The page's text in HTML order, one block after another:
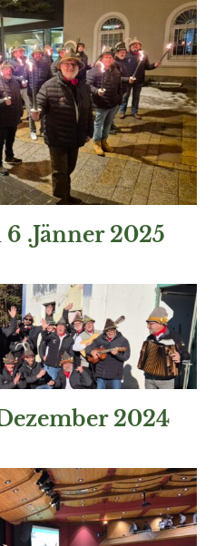
.Jänner 2025
2024